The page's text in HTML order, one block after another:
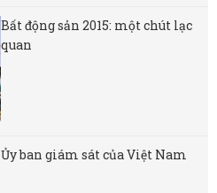
Bất động sản 2015: một chút lạc
quan
Ủy ban giám sát của Việt Nam